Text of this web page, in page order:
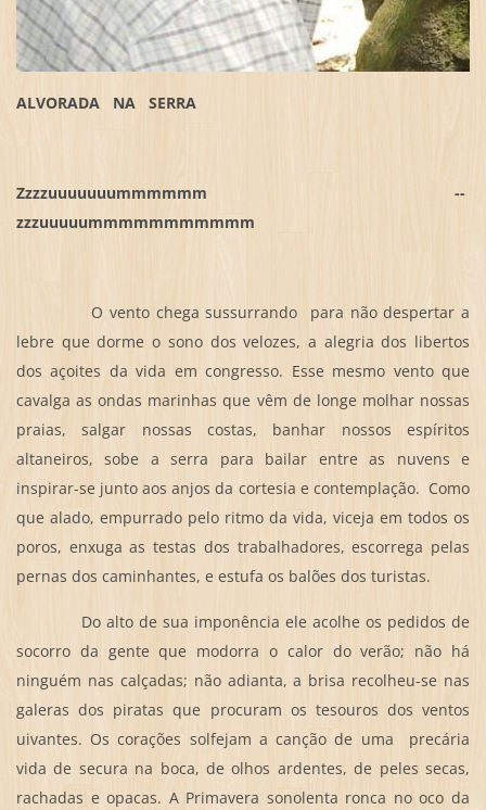
ALVORADA NA SERRA
Zzzzuuuuuuummmmmm --
zzzuuuuummmmmmmmmmm
O vento chega sussurrando para não despertar a
lebre que dorme o sono dos velozes, a alegria dos libertos
dos açoites da vida em congresso. Esse mesmo vento que
cavalga as ondas marinhas que vêm de longe molhar nossas
praias, salgar nossas costas, banhar nossos espíritos
altaneiros, sobe a serra para bailar entre as nuvens e
inspirar-se junto aos anjos da cortesia e contemplação. Como
que alado, empurrado pelo ritmo da vida, viceja em todos os
poros, enxuga as testas dos trabalhadores, escorrega pelas
pernas dos caminhantes, e estufa os balões dos turistas.
Do alto de sua imponência ele acolhe os pedidos de
socorro da gente que modorra o calor do verão; não há
ninguém nas calçadas; não adianta, a brisa recolheu-se nas
galeras dos piratas que procuram os tesouros dos ventos
uivantes. Os corações solfejam a canção de uma precária
vida de secura na boca, de olhos ardentes, de peles secas,
rachadas e opacas. A Primavera sonolenta ronca no oco da